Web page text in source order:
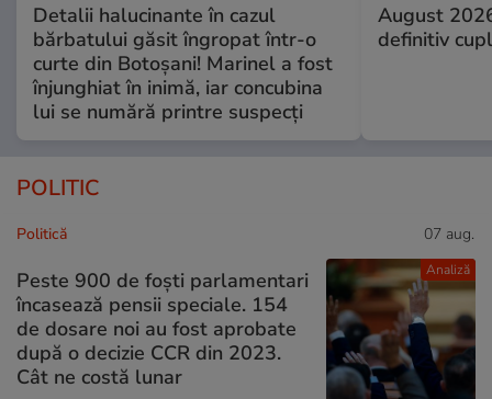
Detalii halucinante în cazul
bărbatului găsit îngropat într-o
curte din Botoșani! Marinel a fost
înjunghiat în inimă, iar concubina
lui se numără printre suspecți
August
definitiv
POLITIC
Analiză
Politică 07 aug.
Peste 900 de foști parlamentari
încasează pensii speciale. 154
de dosare noi au fost aprobate
după o decizie CCR din 2023.
Cât ne costă lunar